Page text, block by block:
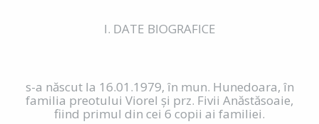
I. DATE BIOGRAFICE
s-a născut la 16.01.1979, în mun. Hunedoara, în
familia preotului Viorel şi prz. Fivii Anăstăsoaie,
fiind primul din cei 6 copii ai familiei.